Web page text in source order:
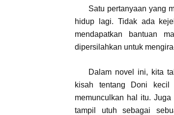
Satu pertanyaan yang
hidup lagi. Tidak ada
mendapatkan bantuan
dipersilahkan untuk
Dalam novel ini, kita
kisah tentang Doni kecil
memunculkan hal itu.
tampil utuh sebagai